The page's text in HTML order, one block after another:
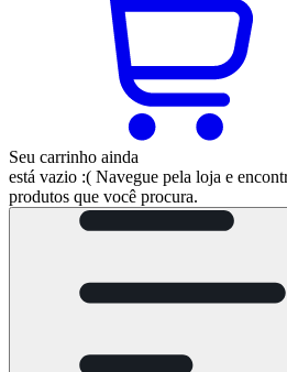
Seu carrinho ainda
está vazio :( Navegue pela loja e
produtos que você procura.